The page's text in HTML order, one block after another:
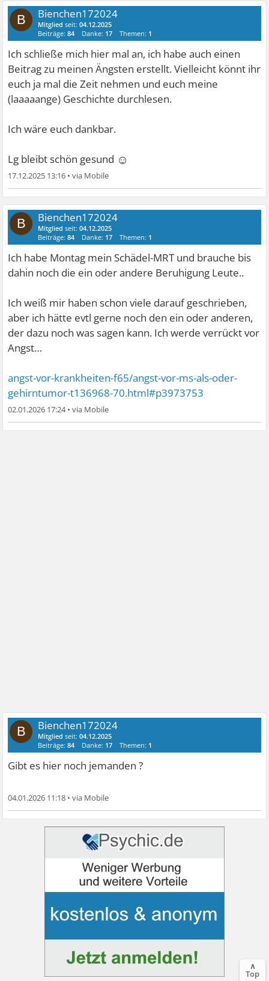
B Bienchen172024
Mitglied seit:04.12.2025
Beiträge:84 Danke: 17 Themen: 1
Ich schließe mich hier mal an, ich habe auch einen
Beitrag zu meinen Ängsten erstellt. Vielleicht könnt ihr
euch ja mal die Zeit nehmen und euch meine
(laaaaange) Geschichte durchlesen.
Ich wäre euch dankbar.
Lg bleibt schön gesund ☺
17.12.2025 13:16 •
B Bienchen172024
Mitglied seit:04.12.2025
Beiträge:84 Danke: 17 Themen: 1
Ich habe Montag mein Schädel-MRT und brauche bis
dahin noch die ein oder andere Beruhigung Leute..
Ich weiß mir haben schon viele darauf geschrieben,
aber ich hätte evtl gerne noch den ein oder anderen,
der dazu noch was sagen kann. Ich werde verrückt vor
Angst…
angst-vor-krankheiten-f65/angst-vor-ms-als-oder-
gehirntumor-t136968-70.html#p3973753
02.01.2026 17:24•
B Bienchen172024
Mitglied seit:04.12.2025
Beiträge:84 Danke: 17 Themen: 1
Gibt es hier noch jemanden ?
04.01.2026 11:18 •
∧
Top